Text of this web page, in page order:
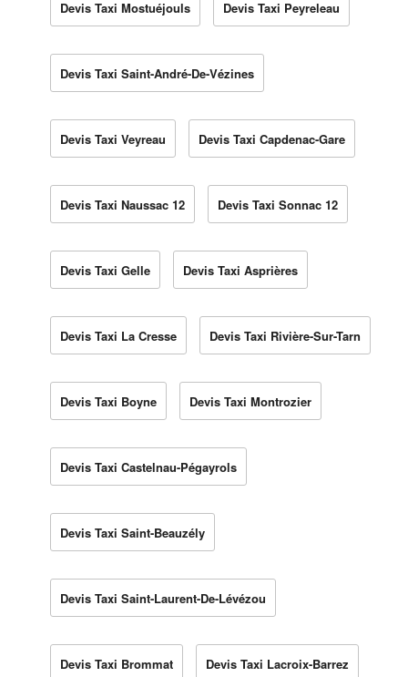
Devis Taxi Mostuéjouls Devis Taxi Peyreleau
Devis Taxi Saint-André-De-Vézines
Devis Taxi Veyreau Devis Taxi Capdenac-Gare
Devis Taxi Naussac 12 Devis Taxi Sonnac 12
Devis Taxi Gelle Devis Taxi Asprières
Devis Taxi La Cresse Devis Taxi Rivière-Sur-Tarn
Devis Taxi Boyne Devis Taxi Montrozier
Devis Taxi Castelnau-Pégayrols
Devis Taxi Saint-Beauzély
Devis Taxi Saint-Laurent-De-Lévézou
Devis Taxi Brommat Devis Taxi Lacroix-Barrez